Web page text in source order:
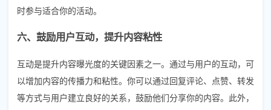
时参与适合你的活动。
六、鼓励用户互动，提升内容粘性
互动是提升内容曝光度的关键因素之一。通过与用户的互动，可
以增加内容的传播力和粘性。你可以通过回复评论、点赞、转发
等方式与用户建立良好的关系，鼓励他们分享你的内容。此外，